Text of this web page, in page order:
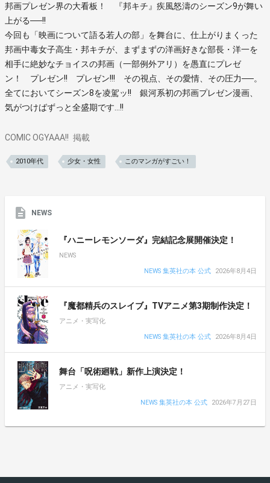
邦画プレゼン界の大看板！ 『邦キチ』疾風怒濤のシーズン9が舞い
上がる──!!
今回も「映画について語る若人の部」を舞台に、仕上がりまくった
邦画中毒女子高生・邦キチが、まずまずの洋画好きな部長・洋一を
相手に絶妙なチョイスの邦画（一部例外アリ）を愚直にプレゼ
ン！ プレゼン!! プレゼン!!! その視点、その愛情、その圧力──。
全てにおいてシーズン8を凌駕ッ!! 銀河系初の邦画プレゼン漫画、
気がつけばずっと全盛期です…!!
COMIC OGYAAA!! 掲載
2010年代 少女・女性 このマンガがすごい！
NEWS
『ハニーレモンソーダ』完結記念展開催決定！
NEWS
NEWS 集英社の本 公式
2026年8月4日
『魔都精兵のスレイブ』TVアニメ第3期制作決定！
アニメ・実写化
NEWS 集英社の本 公式
2026年8月4日
舞台「呪術廻戦」新作上演決定！
アニメ・実写化
NEWS 集英社の本 公式
2026年7月27日